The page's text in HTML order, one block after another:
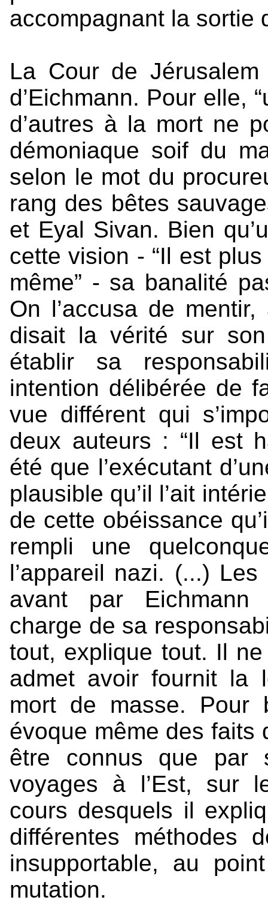
accompagnant la sortie
La Cour de
d’Eichmann. Pour elle,
d’autres à la mort ne
démoniaque soif du
selon le mot du
rang des bêtes
et Eyal Sivan. Bien
cette vision - “Il est
même” - sa banalité
On l’accusa de
disait la vérité sur
établir sa
intention délibérée de
vue différent qui
deux auteurs : “Il est
été que l’exécutant
plausible qu’il l’ait
de cette obéissance
rempli une
l’appareil nazi. (...)
avant par Eichmann
charge de sa
tout, explique tout. Il
admet avoir fournit la
mort de masse. Pour
évoque même des faits
être connus que par
voyages à l’Est, sur
cours desquels il
différentes méthodes
insupportable, au
mutation.